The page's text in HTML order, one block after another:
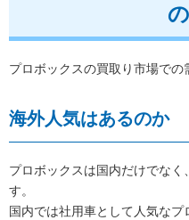
プロボックスの買取り市場での
海外人気はあるのか
プロボックスは国内だけでな
す。
国内では社用車として人気な